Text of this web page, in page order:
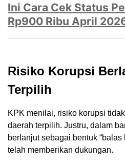
Ini Cara Cek Status
Rp900 Ribu April
Risiko Korupsi
Terpilih
KPK menilai, risiko korupsi
daerah terpilih. Justru, dalam
berlanjut sebagai bentuk
telah memberikan dukungan.